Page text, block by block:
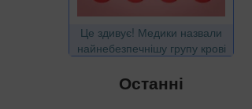
Це здивує! Медики назвали
найнебезпечнішу групу крові
Останні